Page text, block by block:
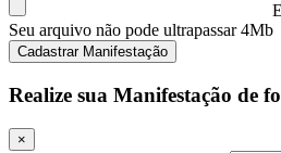
Seu arquivo não pode ultrapassar 4Mb
Cadastrar Manifestação
Realize sua Manifestação de
×